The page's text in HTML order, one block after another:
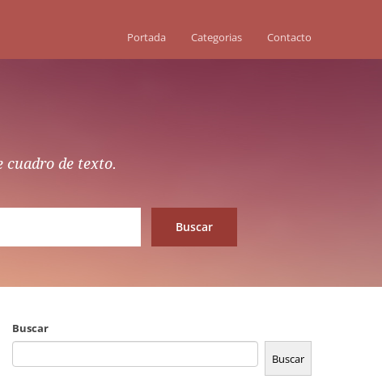
Portada Categorias Contacto
cuadro de texto.
Buscar
Buscar